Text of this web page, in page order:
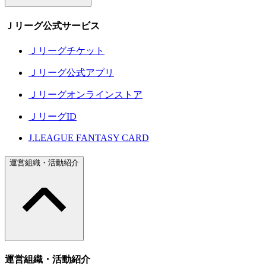
Ｊリーグ公式サービス
Ｊリーグチケット
Ｊリーグ公式アプリ
Ｊリーグオンラインストア
ＪリーグID
J.LEAGUE FANTASY CARD
運営組織・活動紹介
運営組織・活動紹介